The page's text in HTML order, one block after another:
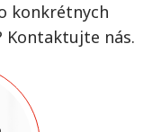
konkrétnych
Kontaktujte nás.